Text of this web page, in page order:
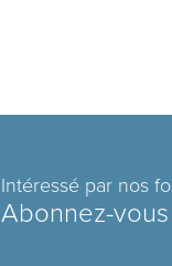
Intéressé par nos
Abonnez-